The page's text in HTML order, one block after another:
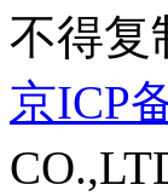
不得复
京ICP